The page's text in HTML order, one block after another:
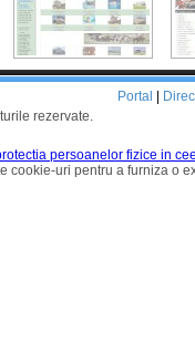
rezervate.
Portal
persoanelor fizice in
cookie-uri pentru a furniza o